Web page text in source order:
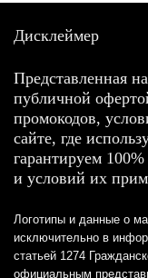
Дисклеймер
Представленная
публичной
промокодов,
сайте, где
гарантируем
и условий их
Логотипы и данные о
исключительно в
статьей 1274
официальным